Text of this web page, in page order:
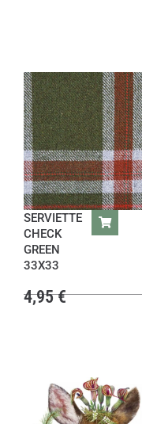
SERVIETTE
CHECK
GREEN
33X33
4,95€